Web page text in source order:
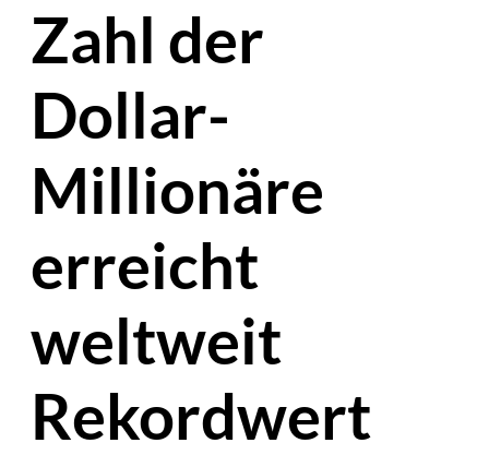
Zahl der
Dollar-
Millionäre
erreicht
weltweit
Rekordwert